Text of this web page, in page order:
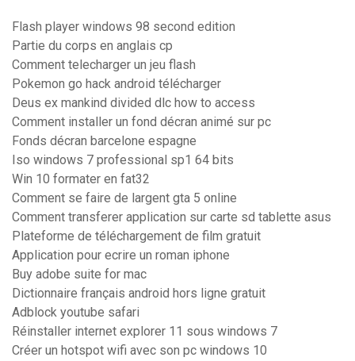
Flash player windows 98 second edition
Partie du corps en anglais cp
Comment telecharger un jeu flash
Pokemon go hack android télécharger
Deus ex mankind divided dlc how to access
Comment installer un fond décran animé sur pc
Fonds décran barcelone espagne
Iso windows 7 professional sp1 64 bits
Win 10 formater en fat32
Comment se faire de largent gta 5 online
Comment transferer application sur carte sd tablette asus
Plateforme de téléchargement de film gratuit
Application pour ecrire un roman iphone
Buy adobe suite for mac
Dictionnaire français android hors ligne gratuit
Adblock youtube safari
Réinstaller internet explorer 11 sous windows 7
Créer un hotspot wifi avec son pc windows 10